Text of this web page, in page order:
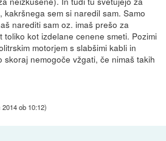
sem si naredil sam. Samo
narediti sam oz. imaš prešo za
kot izdelane cenene smeti. Pozimi
motorjem s slabšimi kabli in
nemogoče vžgati, če nimaš takih
2014 ob 10:12)